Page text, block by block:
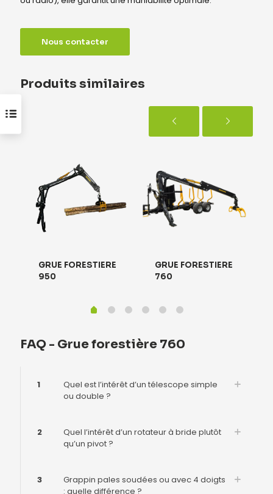
Nous contacter
Produits similaires
GRUE FORESTIERE
950
GRUE FORESTIERE
760
FAQ - Grue forestière 760
1
Quel est l’intérêt d’un télescope simple
ou double ?
2
Quel l’intérêt d’un rotateur à bride plutôt
qu’un pivot ?
3
Grappin pales soudées ou avec 4 doigts
: quelle différence ?